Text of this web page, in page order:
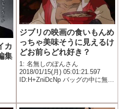
カ
集
ジブリの映画の食いもんめ
っちゃ美味そうに見えるけ
どお前らどれ好き？
1: 名無しのぽんさん
2018/01/15(月) 05:01:21.597
ID:H+ZniDcNp バッグの中に無造